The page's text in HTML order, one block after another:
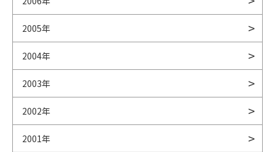
2005年
2004年
2003年
2002年
2001年